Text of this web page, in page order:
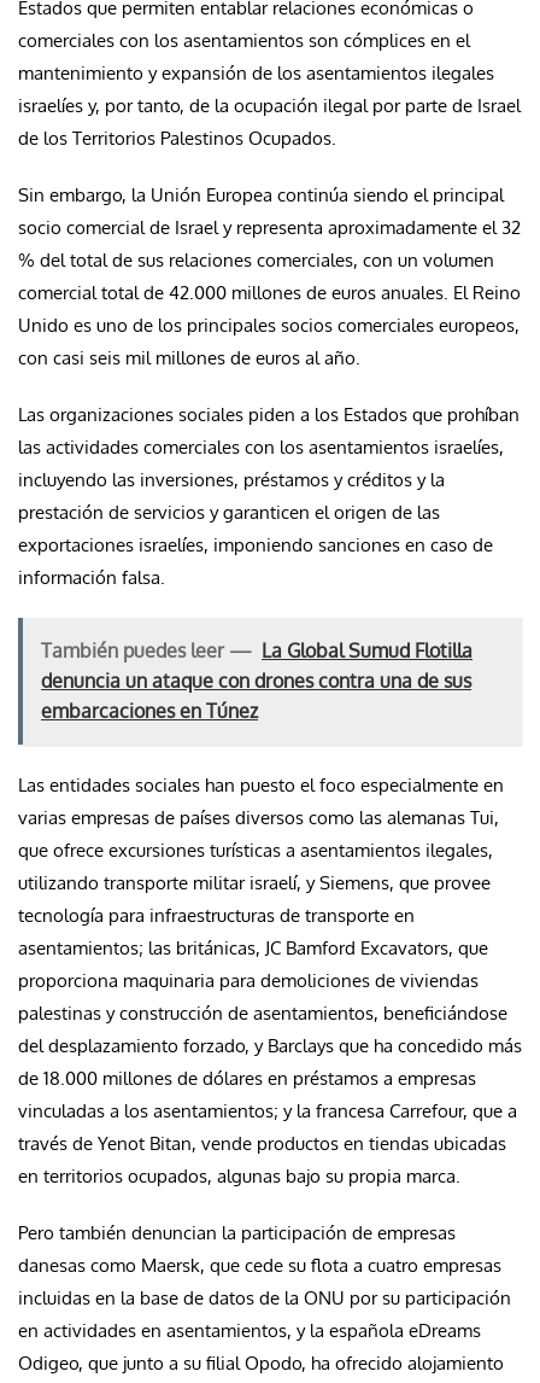
Estados que permiten entablar relaciones económicas o
comerciales con los asentamientos son cómplices en el
mantenimiento y expansión de los asentamientos ilegales
israelíes y, por tanto, de la ocupación ilegal por parte de Israel
de los Territorios Palestinos Ocupados.
Sin embargo, la Unión Europea continúa siendo el principal
socio comercial de Israel y representa aproximadamente el 32
% del total de sus relaciones comerciales, con un volumen
comercial total de 42.000 millones de euros anuales. El Reino
Unido es uno de los principales socios comerciales europeos,
con casi seis mil millones de euros al año.
Las organizaciones sociales piden a los Estados que prohíban
las actividades comerciales con los asentamientos israelíes,
incluyendo las inversiones, préstamos y créditos y la
prestación de servicios y garanticen el origen de las
exportaciones israelíes, imponiendo sanciones en caso de
información falsa.
También puedes leer — La Global Sumud Flotilla
denuncia un ataque con drones contra una de sus
embarcaciones en Túnez
Las entidades sociales han puesto el foco especialmente en
varias empresas de países diversos como las alemanas Tui,
que ofrece excursiones turísticas a asentamientos ilegales,
utilizando transporte militar israelí, y Siemens, que provee
tecnología para infraestructuras de transporte en
asentamientos; las británicas, JC Bamford Excavators, que
proporciona maquinaria para demoliciones de viviendas
palestinas y construcción de asentamientos, beneficiándose
del desplazamiento forzado, y Barclays que ha concedido más
de 18.000 millones de dólares en préstamos a empresas
vinculadas a los asentamientos; y la francesa Carrefour, que a
través de Yenot Bitan, vende productos en tiendas ubicadas
en territorios ocupados, algunas bajo su propia marca.
Pero también denuncian la participación de empresas
danesas como Maersk, que cede su flota a cuatro empresas
incluidas en la base de datos de la ONU por su participación
en actividades en asentamientos, y la española eDreams
Odigeo, que junto a su filial Opodo, ha ofrecido alojamiento